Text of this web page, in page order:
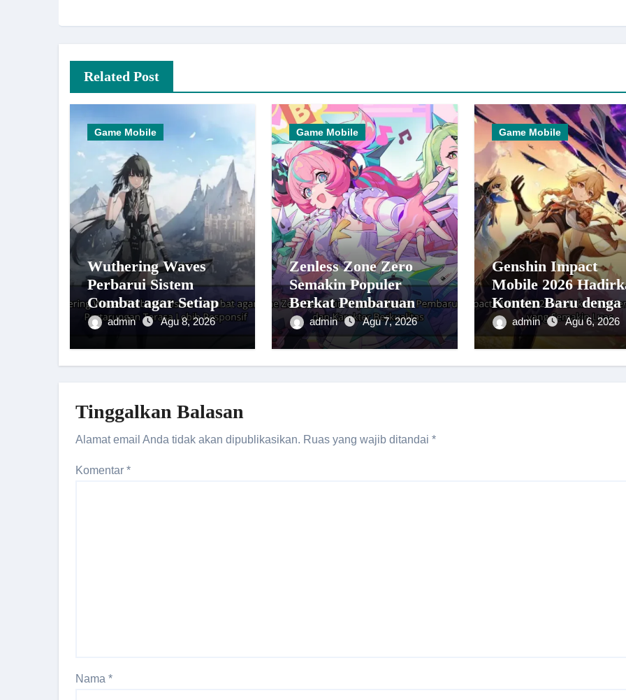
Related Post
Game Mobile
Wuthering Waves
Perbarui Sistem
Combat agar Setiap
Pertarungan Terasa
admin Agu 8, 2026
Game Mobile
Zenless Zone Zero
Semakin Populer
Berkat Pembaruan
Gameplay dan
Karakter Berkualitas
admin Agu 7, 2026
Game Mobile
Genshin Impact
Mobile 2026
Konten Baru
Dunia yang
Luas
admin Agu 6, 2026
Tinggalkan Balasan
Alamat email Anda tidak akan dipublikasikan. Ruas yang wajib ditandai *
Komentar *
Nama *